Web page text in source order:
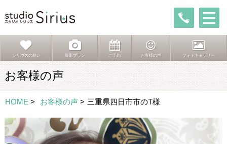
シリウスの想い 撮影プラン ご予約 お客様の声 フォトギャラリー
お客様の声
HOME > お客様の声 > 三重県四日市市のT様